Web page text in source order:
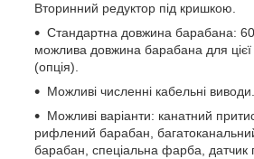
Вторинний редуктор під кришкою.
Стандартна довжина барабана:
можлива довжина барабана для
(опція).
Можливі численні кабельні виводи.
Можливі варіанти: канатний
рифлений барабан,
барабан, спеціальна фарба,